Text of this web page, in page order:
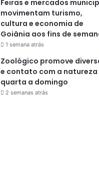
Feiras e mercados
movimentam turismo,
cultura e economia de
Goiânia aos fins de
1 semana atrás
Zoológico promove
e contato com a natureza
quarta a domingo
2 semanas atrás